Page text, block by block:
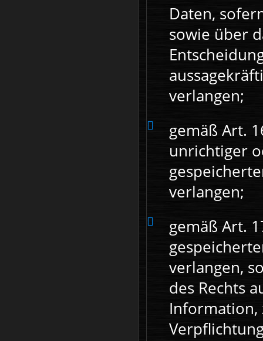
Daten,
sowie über
verlangen;
gemäß Art.
unrichtiger
verlangen;
gemäß Art.
verlangen,
des Rechts
Information,